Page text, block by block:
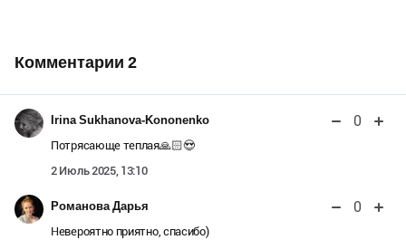
Комментарии 2
Irina Sukhanova-Kononenko 0
Потрясающе теплая🙏🏻😍
2 Июль 2025, 13:10
Романова Дарья 0
Невероятно приятно, спасибо)